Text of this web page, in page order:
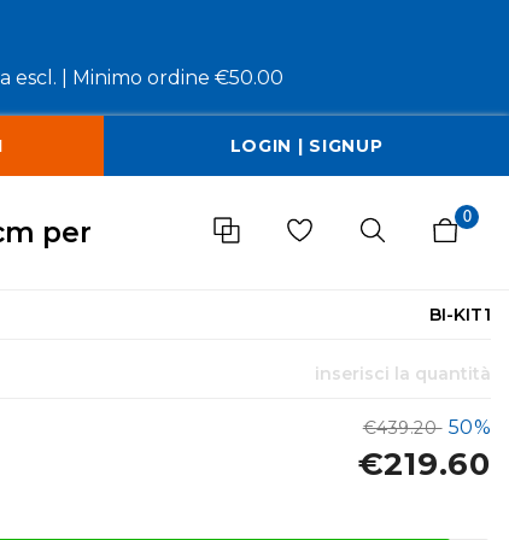
| Minimo ordine €50.00
LOGIN | SIGNUP
per 0
BI-KIT1
inserisci la quantità
€439.20 50%
€219.60